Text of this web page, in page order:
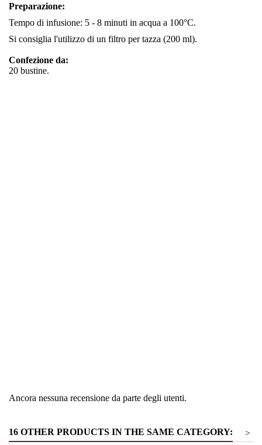
Preparazione:
Tempo di infusione: 5 - 8 minuti in acqua a 100°C.
Si consiglia l'utilizzo di un filtro per tazza (200 ml).
Confezione da:
20 bustine.
Ancora nessuna recensione da parte degli utenti.
16 OTHER PRODUCTS IN THE SAME CATEGORY:
>